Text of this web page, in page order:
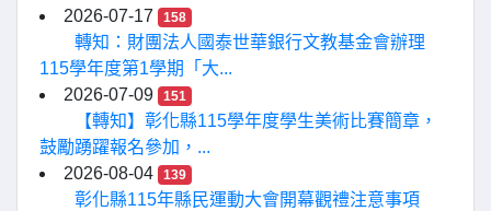
2026-07-17
158
轉知：財團法人國泰世華銀行文教基金會辦理
115學年度第1學期「大...
2026-07-09
151
【轉知】彰化縣115學年度學生美術比賽簡章，
鼓勵踴躍報名參加，...
2026-08-04
139
彰化縣115年縣民運動大會開幕觀禮注意事項